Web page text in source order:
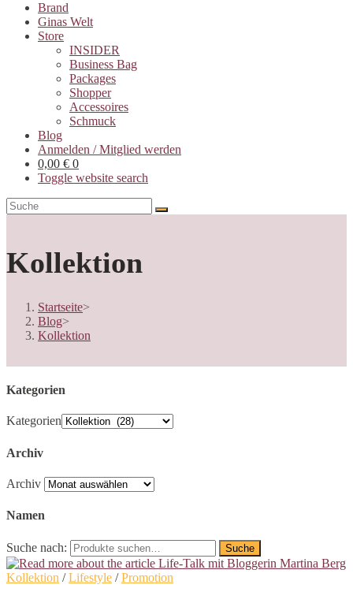
Brand
Ginas Welt
Store
INSIDER
Business Bag
Packages
Shopper
Accessoires
Schmuck
Blog
Anmelden / Mitglied werden
0,00 € 0
Toggle website search
Kollektion
Startseite>
Blog>
Kollektion
Kategorien
Kategorien
Archiv
Archiv
Namen
Suche nach: Suche
Kollektion /Lifestyle /Promotion